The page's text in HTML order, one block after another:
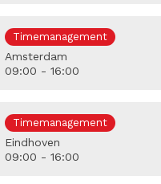
Timemanagement
Amsterdam
09:00 - 16:00
Timemanagement
Eindhoven
09:00 - 16:00